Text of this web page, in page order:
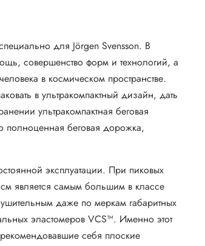
для Jörgen Svensson. В
совершенство форм и технологий, а
в космическом пространстве.
в ультракомпактный дизайн, дать
ультракомпактная беговая
полноценная беговая дорожка,
эксплуатации. При пиковых
является самым большим в классе
даже по меркам габаритных
эластомеров VCS™. Именно этот
себя плоские